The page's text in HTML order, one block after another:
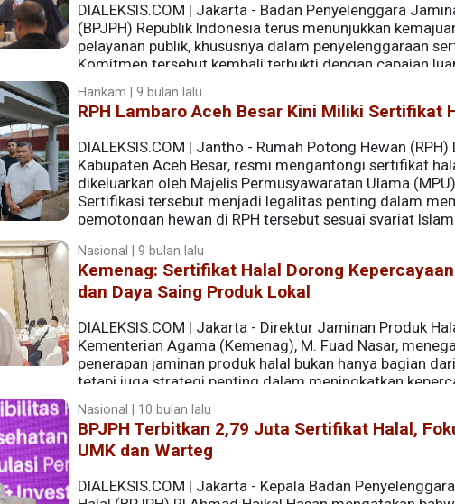
DIALEKSIS.COM | Jakarta - Badan Penyelenggara
(BPJPH) Republik Indonesia terus menunjukkan
pelayanan publik, khususnya dalam penyelenggaraan
Komitmen tersebut kembali terbukti dengan capaian
diproses hanya dalam satu hari.
Hankam | 9 bulan lalu
RPH Lambaro Aceh Besar Kini Miliki Sertifikat
DIALEKSIS.COM | Jantho - Rumah Potong Hewan (RPH)
Kabupaten Aceh Besar, resmi mengantongi sertifikat
dikeluarkan oleh Majelis Permusyawaratan Ulama
Sertifikasi tersebut menjadi legalitas penting dalam
pemotongan hewan di RPH tersebut sesuai syariat
kebersihan, dan kesehatan.
Nasional | 9 bulan lalu
Kemenag: Sertifikat Halal Dorong
dan Daya Saing Produk Lokal
DIALEKSIS.COM | Jakarta - Direktur Jaminan Produk
Kementerian Agama (Kemenag), M. Fuad Nasar,
penerapan jaminan produk halal bukan hanya bagian
tetapi juga strategi penting dalam meningkatkan
produk lokal di pasar global.
Nasional | 10 bulan lalu
BPJPH Terbitkan 2,79 Juta Sertifikat Halal,
UMK dan Warteg
DIALEKSIS.COM | Jakarta - Kepala Badan